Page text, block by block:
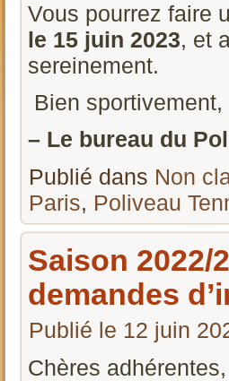
Vous pourrez faire
le 15 juin 2023, et
sereinement.
Bien sportivement,
– Le bureau du
Publié dans Non
Paris, Poliveau
Saison 2022/
demandes
Publié le 12 juin
Chères